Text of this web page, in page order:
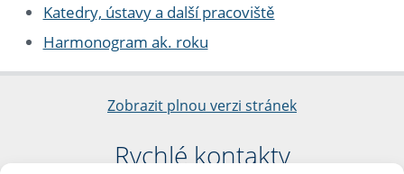
Katedry, ústavy a další pracoviště
Harmonogram ak. roku
Zobrazit plnou verzi stránek
Rychlé kontakty